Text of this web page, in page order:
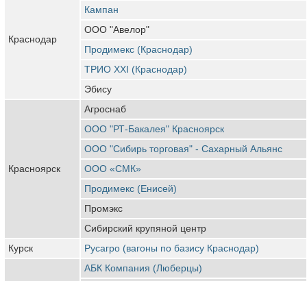
Краснодар
Кампан
ООО "Авелор"
Продимекс (Краснодар)
ТРИО XXI (Краснодар)
Эбису
Красноярск
Агроснаб
ООО "РТ-Бакалея" Красноярск
ООО "Сибирь торговая" - Сахарный Альянс
ООО «СМК»
Продимекс (Енисей)
Промэкс
Сибирский крупяной центр
Курск
Русагро (вагоны по базису Краснодар)
АБК Компания (Люберцы)